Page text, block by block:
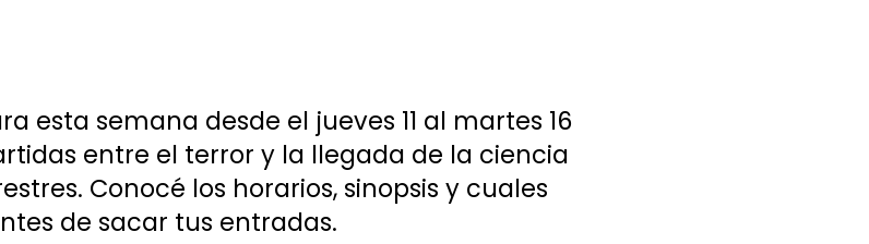
esta semana desde el jueves 11 al martes 16
entre el terror y la llegada de la ciencia
Conocé los horarios, sinopsis y cuales
de sacar tus entradas.